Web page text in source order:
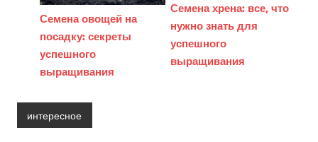
Семена овощей на
посадку: секреты
успешного
выращивания
Семена хрена: все, что
нужно знать для
успешного
выращивания
интересное